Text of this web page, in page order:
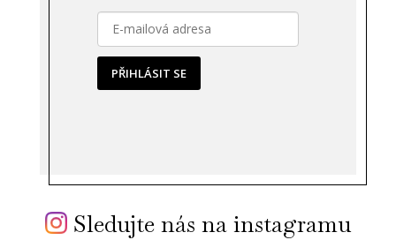
PŘIHLÁSIT SE
Sledujte nás na instagramu